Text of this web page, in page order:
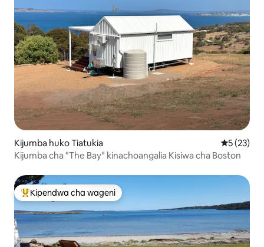
Kijumba huko Tiatukia Ukadiriaji
5 (23)
Kijumba cha "The Bay" kinachoangalia Kisiwa cha Boston
Kipendwa maarufu cha wageni
Kipendwa cha wageni